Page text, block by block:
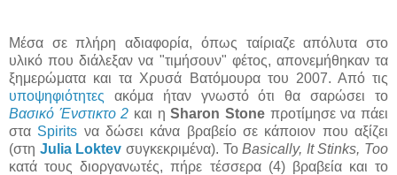
Μέσα σε πλήρη αδιαφορία, όπως ταίριαζε απόλυτα στο
υλικό που διάλεξαν να "τιμήσουν" φέτος, απονεμήθηκαν τα
ξημερώματα και τα Χρυσά Βατόμουρα του 2007. Από τις
υποψηφιότητες ακόμα ήταν γνωστό ότι θα σαρώσει το
Βασικό Ένστικτο 2 και ηSharon Stone προτίμησε να πάει
στα Spirits να δώσει κάνα βραβείο σε κάποιον που αξίζει
(στη Julia Loktev συγκεκριμένα). ΤοBasically, It Stinks, Too
κατά τους διοργανωτές, πήρε τέσσερα (4) βραβεία και το